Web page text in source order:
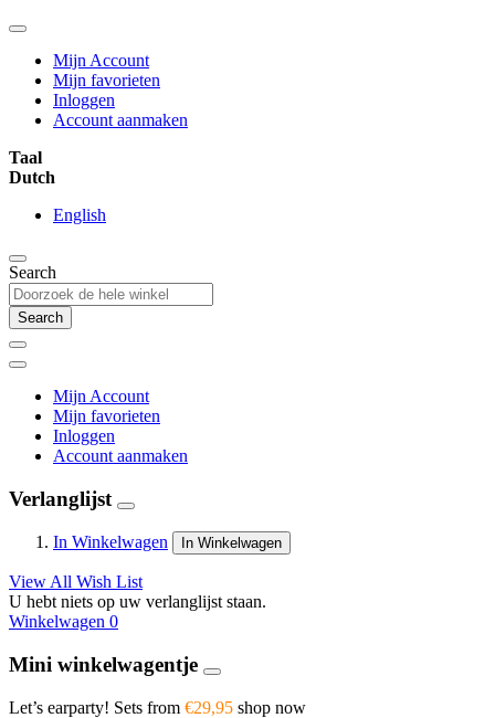
Mijn Account
Mijn favorieten
Inloggen
Account aanmaken
Taal
Dutch
English
Search
Search
Mijn Account
Mijn favorieten
Inloggen
Account aanmaken
Verlanglijst
In Winkelwagen In Winkelwagen
View All Wish List
U hebt niets op uw verlanglijst staan.
Winkelwagen 0
Mini winkelwagentje
Let’s earparty! Sets from €29,95 shop now